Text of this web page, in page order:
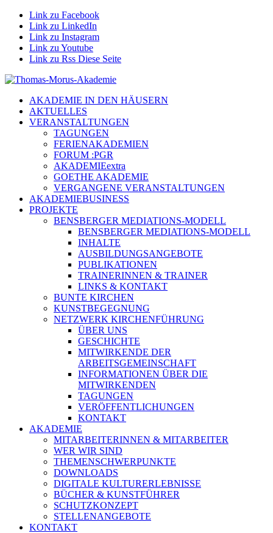
Link zu Facebook
Link zu LinkedIn
Link zu Instagram
Link zu Youtube
Link zu Rss Diese Seite
AKADEMIE IN DEN HÄUSERN
AKTUELLES
VERANSTALTUNGEN
TAGUNGEN
FERIENAKADEMIEN
FORUM :PGR
AKADEMIEextra
GOETHE AKADEMIE
VERGANGENE VERANSTALTUNGEN
AKADEMIEBUSINESS
PROJEKTE
BENSBERGER MEDIATIONS-MODELL
BENSBERGER MEDIATIONS-MODELL
INHALTE
AUSBILDUNGSANGEBOTE
PUBLIKATIONEN
TRAINERINNEN & TRAINER
LINKS & KONTAKT
BUNTE KIRCHEN
KUNSTBEGEGNUNG
NETZWERK KIRCHENFÜHRUNG
ÜBER UNS
GESCHICHTE
MITWIRKENDE DER
ARBEITSGEMEINSCHAFT
INFORMATIONEN ÜBER DIE
MITWIRKENDEN
TAGUNGEN
VERÖFFENTLICHUNGEN
KONTAKT
AKADEMIE
MITARBEITERINNEN & MITARBEITER
WER WIR SIND
THEMENSCHWERPUNKTE
DOWNLOADS
DIGITALE KULTURERLEBNISSE
BÜCHER & KUNSTFÜHRER
SCHUTZKONZEPT
STELLENANGEBOTE
KONTAKT